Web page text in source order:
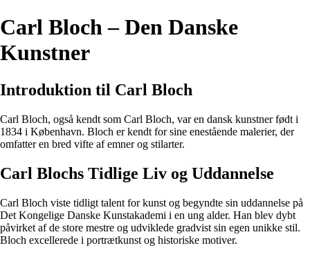
Carl Bloch – Den Danske
Kunstner
Introduktion til Carl Bloch
Carl Bloch, også kendt som Carl Bloch, var en dansk kunstner født i
1834 i København. Bloch er kendt for sine enestående malerier, der
omfatter en bred vifte af emner og stilarter.
Carl Blochs Tidlige Liv og Uddannelse
Carl Bloch viste tidligt talent for kunst og begyndte sin uddannelse på
Det Kongelige Danske Kunstakademi i en ung alder. Han blev dybt
påvirket af de store mestre og udviklede gradvist sin egen unikke stil.
Bloch excellerede i portrætkunst og historiske motiver.